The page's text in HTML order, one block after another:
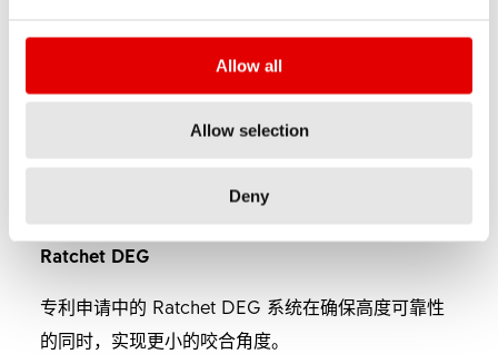
Allow all
Allow selection
Deny
棘轮座 咬合
应用
Ratchet DEG
专利申请中的 Ratchet DEG 系统在确保高度可靠性
的同时，实现更小的咬合角度。